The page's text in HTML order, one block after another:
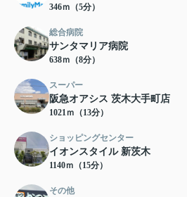
346ｍ（5分）
総合病院
サンタマリア病院
638ｍ（8分）
スーパー
阪急オアシス 茨木大手町店
1021ｍ（13分）
ショッピングセンター
イオンスタイル 新茨木
1140ｍ（15分）
その他